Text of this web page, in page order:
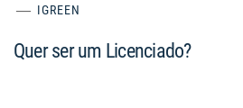
IGREEN
Quer ser um Licenciado?